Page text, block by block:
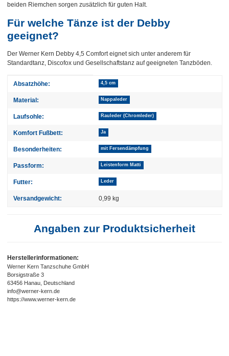
beiden Riemchen sorgen zusätzlich für guten Halt.
Für welche Tänze ist der Debby
geeignet?
Der Werner Kern Debby 4,5 Comfort eignet sich unter anderem für
Standardtanz, Discofox und Gesellschaftstanz auf geeigneten Tanzböden.
Produkteigenschaft
Wert
Absatzhöhe: 4,5 cm
Material: Nappaleder
Laufsohle: Rauleder (Chromleder)
Komfort Fußbett: Ja
Besonderheiten: mit Fersendämpfung
Passform: Leistenform Matti
Futter: Leder
Versandgewicht: 0,99 kg
Angaben zur Produktsicherheit
Herstellerinformationen:
Werner Kern Tanzschuhe GmbH
Borsigstraße 3
63456 Hanau, Deutschland
info@werner-kern.de
https://www.werner-kern.de